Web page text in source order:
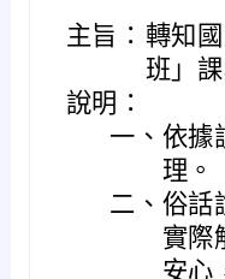
主旨： 轉知
班」
說明：
一、 依據
理。
二、 俗話
實際
安心